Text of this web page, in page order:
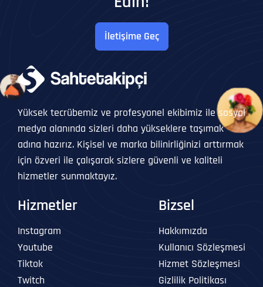
İletişime Geç
Yüksek tecrübemiz ve profesyonel ekibimiz ile sosyal
medya alanında sizleri daha yükseklere taşımak
adına hazırız. Kişisel ve marka bilinirliğinizi arttırmak
için özveri ile çalışarak sizlere güvenli ve kaliteli
hizmetler sunmaktayız.
Hizmetler
Instagram
Youtube
Tiktok
Twitch
Bizsel
Hakkımızda
Kullanıcı Sözleşmesi
Hizmet Sözleşmesi
Gizlilik Politikası